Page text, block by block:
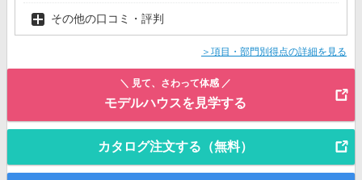
その他の口コミ・評判
＞項目・部門別得点の詳細を見る
＼ 見て、さわって体感 ／
モデルハウスを見学する
カタログ注文する（無料）